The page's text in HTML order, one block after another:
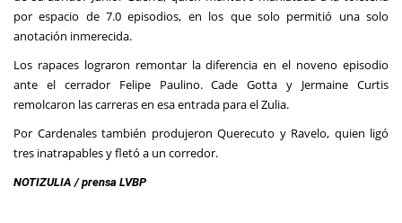
por espacio de 7.0 episodios, en los que solo permitió una solo
anotación inmerecida.
Los rapaces lograron remontar la diferencia en el noveno episodio
ante el cerrador Felipe Paulino. Cade Gotta y Jermaine Curtis
remolcaron las carreras en esa entrada para el Zulia.
Por Cardenales también produjeron Querecuto y Ravelo, quien ligó
tres inatrapables y fletó a un corredor.
NOTIZULIA / prensa LVBP